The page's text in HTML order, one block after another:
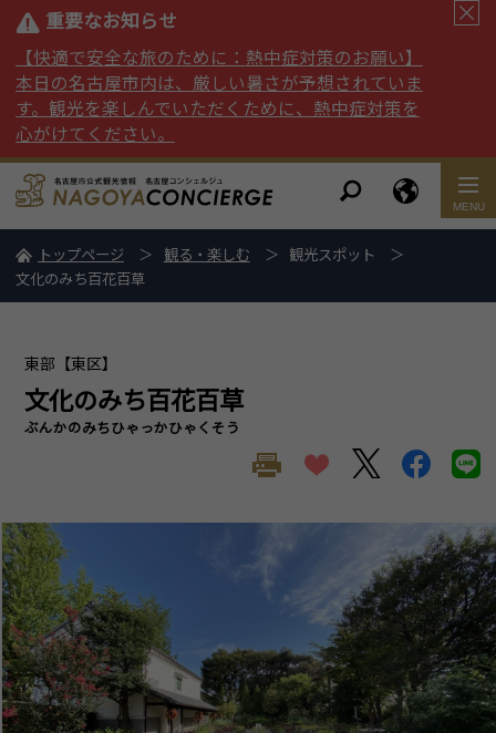
重要なお知らせ
【快適で安全な旅のために：熱中症対策のお願い】
本日の名古屋市内は、厳しい暑さが予想されていま
す。観光を楽しんでいただくために、熱中症対策を
心がけてください。
トップページ 観る・楽しむ
観光スポット
文化のみち百花百草
東部【東区】
文化のみち百花百草
ぶんかのみちひゃっかひゃくそう